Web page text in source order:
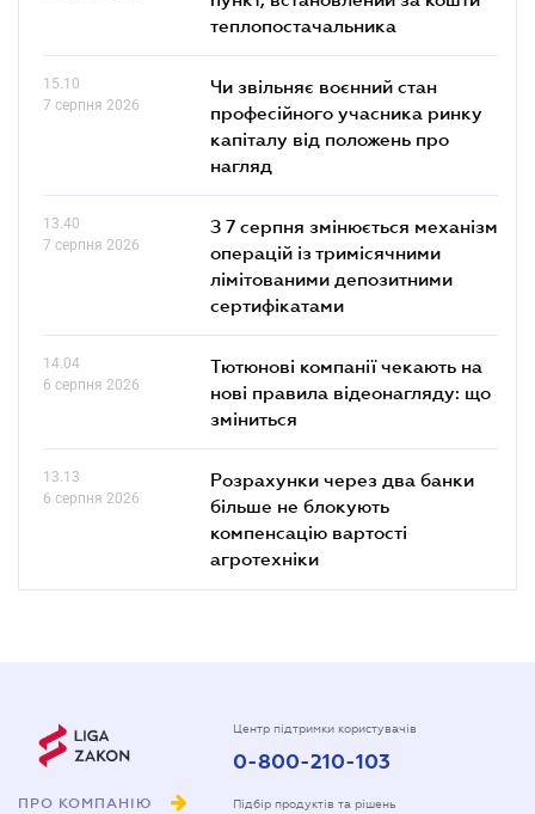
теплопостачальника
15.10
7 серпня 2026
Чи звільняє воєнний стан
професійного учасника ринку
капіталу від положень про
нагляд
13.40
7 серпня 2026
З 7 серпня змінюється механізм
операцій із тримісячними
лімітованими депозитними
сертифікатами
14.04
6 серпня 2026
Тютюнові компанії чекають на
нові правила відеонагляду: що
зміниться
13.13
6 серпня 2026
Розрахунки через два банки
більше не блокують
компенсацію вартості
агротехніки
ПРО КОМПАНІЮ
Центр підтримки користувачів
0-800-210-103
Підбір продуктів та рішень